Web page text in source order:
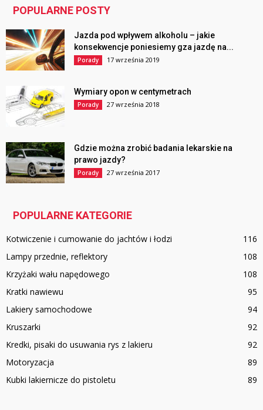
POPULARNE POSTY
Jazda pod wpływem alkoholu – jakie
konsekwencje poniesiemy gza jazdę na...
Porady 17 września 2019
Wymiary opon w centymetrach
Porady 27 września 2018
Gdzie można zrobić badania lekarskie na
prawo jazdy?
Porady 27 września 2017
POPULARNE KATEGORIE
Kotwiczenie i cumowanie do jachtów i łodzi
116
Lampy przednie, reflektory
108
Krzyżaki wału napędowego
108
Kratki nawiewu
95
Lakiery samochodowe
94
Kruszarki
92
Kredki, pisaki do usuwania rys z lakieru
92
Motoryzacja
89
Kubki lakiernicze do pistoletu
89